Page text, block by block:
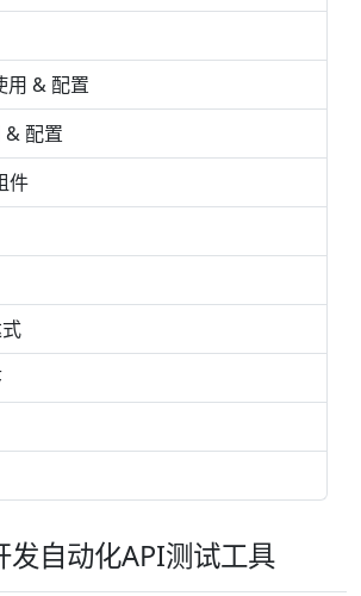
& 配置
& 配置
件
自动化API测试工具